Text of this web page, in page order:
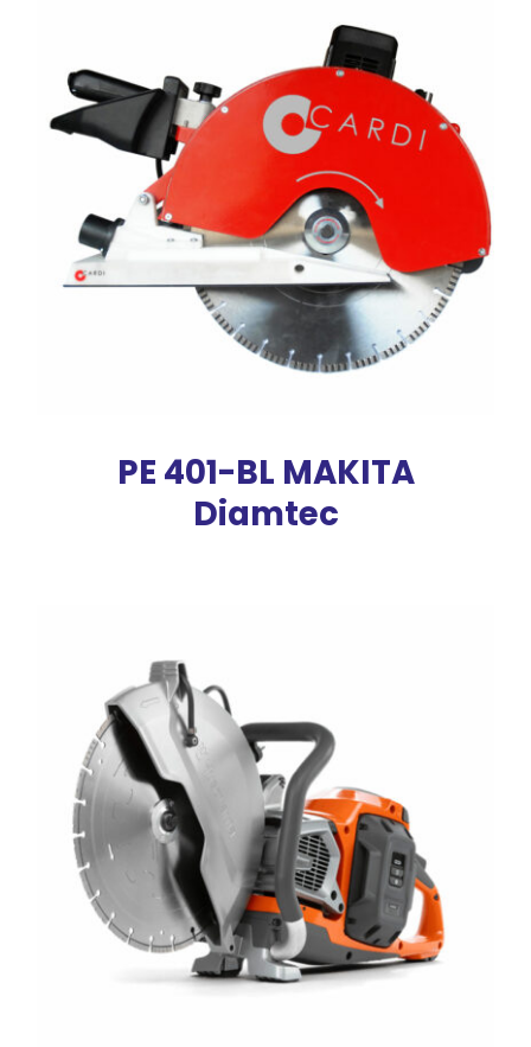
PE 401-BL MAKITA
Diamtec